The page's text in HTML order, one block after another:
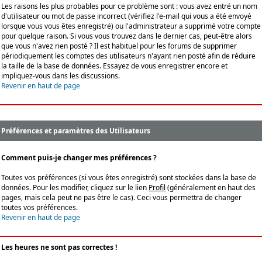
Les raisons les plus probables pour ce problème sont : vous avez entré un nom
d'utilisateur ou mot de passe incorrect (vérifiez l'e-mail qui vous a été envoyé
lorsque vous vous êtes enregistré) ou l'administrateur a supprimé votre compte
pour quelque raison. Si vous vous trouvez dans le dernier cas, peut-être alors
que vous n'avez rien posté ? Il est habituel pour les forums de supprimer
périodiquement les comptes des utilisateurs n'ayant rien posté afin de réduire
la taille de la base de données. Essayez de vous enregistrer encore et
impliquez-vous dans les discussions.
Revenir en haut de page
Préférences et paramètres des Utilisateurs
Comment puis-je changer mes préférences ?
Toutes vos préférences (si vous êtes enregistré) sont stockées dans la base de
données. Pour les modifier, cliquez sur le lien Profil (généralement en haut des
pages, mais cela peut ne pas être le cas). Ceci vous permettra de changer
toutes vos préférences.
Revenir en haut de page
Les heures ne sont pas correctes !